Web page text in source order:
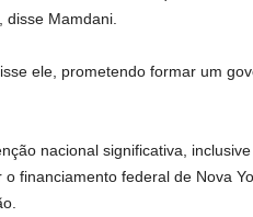
disse Mamdani.
ele, prometendo formar um
nacional significativa,
financiamento federal de Nova